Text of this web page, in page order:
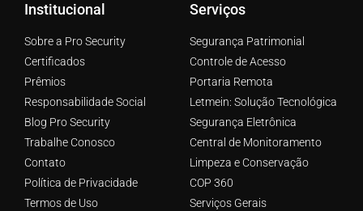
Institucional
Sobre a Pro Security
Certificados
Prêmios
Responsabilidade Social
Blog Pro Security
Trabalhe Conosco
Contato
Política de Privacidade
Termos de Uso
Serviços
Segurança Patrimonial
Controle de Acesso
Portaria Remota
Letmein: Solução Tecnológica
Segurança Eletrônica
Central de Monitoramento
Limpeza e Conservação
COP 360
Serviços Gerais